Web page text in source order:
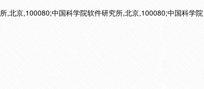
,北京,100080;中国科学院软件研究所,北京,100080;中国科学院